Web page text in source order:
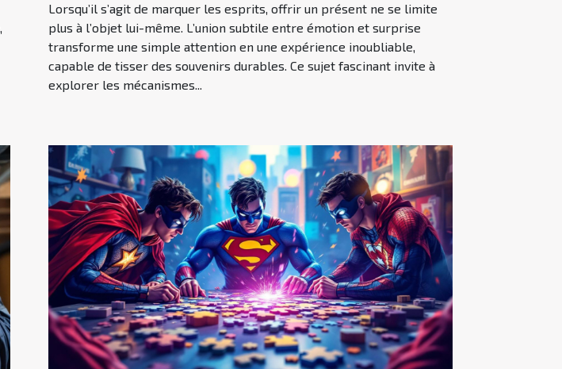
Lorsqu’il s’agit de marquer les esprits, offrir un présent ne se limite
plus à l’objet lui-même. L’union subtile entre émotion et surprise
transforme une simple attention en une expérience inoubliable,
capable de tisser des souvenirs durables. Ce sujet fascinant invite à
explorer les mécanismes...